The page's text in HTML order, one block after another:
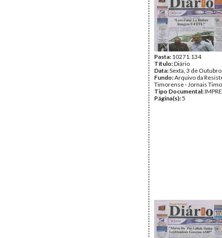
Pasta: 10271.134
Título:Diário
Data:Sexta, 3 de
Fundo:Arquivo da
Timorense - Jornais
Tipo Documental:
Página(s):5